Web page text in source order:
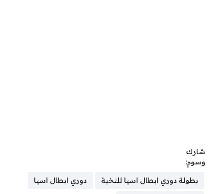
شارك
وسوم:
بطولة دوري ابطال اسيا للنخبة دوري ابطال اسيا